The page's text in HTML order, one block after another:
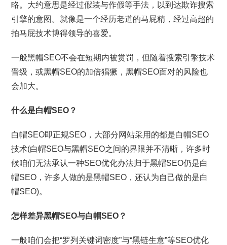
略。大约意思是经过假装与作假等手法，以到达欺诈搜索
引擎的意图。就像是一个经历老道的马屁精，经过高超的
拍马屁技术博得领导的喜爱。
一般黑帽SEO不会在短期内被赏罚，但随着搜索引擎技术
晋级，或黑帽SEO的加倍猖獗，黑帽SEO面对的风险也
会加大。
什么是白帽SEO？
白帽SEO即正规SEO，大部分网站采用的都是白帽SEO
技术(白帽SEO与黑帽SEO之间的界限并不清晰，许多时
候咱们无法承认一种SEO优化办法归于黑帽SEO仍是白
帽SEO，许多人做的是黑帽SEO，还认为自己做的是白
帽SEO)。
怎样差异黑帽SEO与白帽SEO？
一般咱们会把“罗列关键词密度”与“黑链生意”等SEO优化